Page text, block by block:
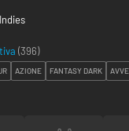
Indies
(396)
AZIONE FANTASY DARK